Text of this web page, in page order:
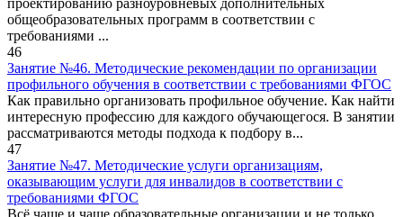
общеобразовательных программ в соответствии с
требованиями ...
46
Занятие №46. Методические рекомендации по организации
профильного обучения в соответствии с требованиями ФГОС
Как правильно организовать профильное обучение. Как найти
интересную профессию для каждого обучающегося. В занятии
рассматриваются методы подхода к подбору в...
47
Занятие №47. Методические услуги организациям,
оказывающим услуги для инвалидов в соответствии с
требованиями ФГОС
Всё чаще и чаще образовательные организации и не только